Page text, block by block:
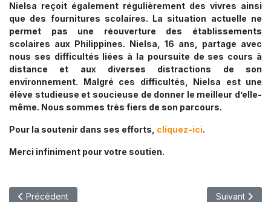
Nielsa reçoit également régulièrement des vivres ainsi
que des fournitures scolaires. La situation actuelle ne
permet pas une réouverture des établissements
scolaires aux Philippines. Nielsa, 16 ans, partage avec
nous ses difficultés liées à la poursuite de ses cours à
distance et aux diverses distractions de son
environnement. Malgré ces difficultés, Nielsa est une
élève studieuse et soucieuse de donner le meilleur d’elle-
même. Nous sommes très fiers de son parcours.
Pour la soutenir dans ses efforts, cliquez-ici.
Merci infiniment pour votre soutien.
Article Précédent : De La Suisse Au Kenya, Les Enfants Unis
Précédent Article
Suivant